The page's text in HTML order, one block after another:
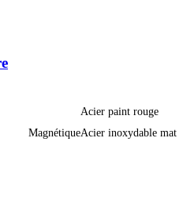
Acier paint rouge
Acier inoxydable mat
Magnétique